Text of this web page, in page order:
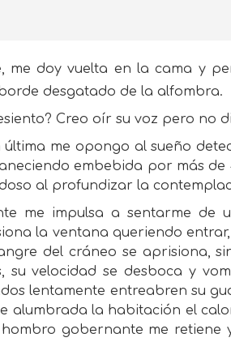
me doy vuelta en la cama y
desgatado de la alfombra.
Creo oír su voz pero no
me opongo al sueño
embebida por más
al profundizar la
me impulsa a sentarme de
la ventana queriendo
del cráneo se aprisiona,
velocidad se desboca y
lentamente entreabren su
alumbrada la habitación el
gobernante me retiene